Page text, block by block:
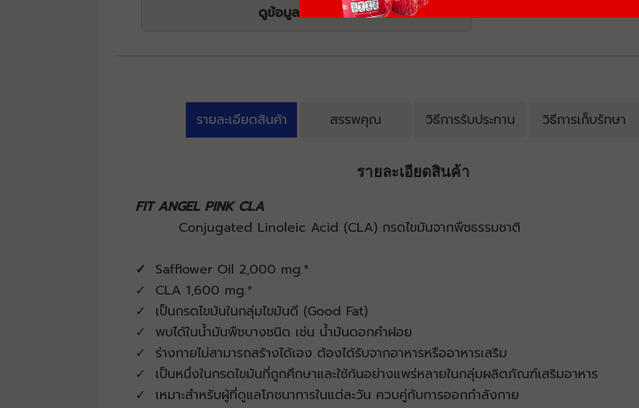
ดูข้อมูลโภชนาการ
รายละเอียดสินค้า สรรพคุณ วิธีการรับประทาน วิธีการเก็บรักษา
รายละเอียดสินค้า
FIT ANGEL PINK CLA
Conjugated Linoleic Acid (CLA) กรดไขมันจากพืชธรรมชาติ
✓ Safflower Oil 2,000 mg.*
✓ CLA 1,600 mg.*
✓ เป็นกรดไขมันในกลุ่มไขมันดี (Good Fat)
✓ พบได้ในน้ำมันพืชบางชนิด เช่น น้ำมันดอกคำฝอย
✓ ร่างกายไม่สามารถสร้างได้เอง ต้องได้รับจากอาหารหรืออาหารเสริม
✓ เป็นหนึ่งในกรดไขมันที่ถูกศึกษาและใช้กันอย่างแพร่หลายในกลุ่มผลิตภัณฑ์เสริมอาหาร
✓ เหมาะสำหรับผู้ที่ดูแลโภชนาการในแต่ละวัน ควบคู่กับการออกกำลังกาย